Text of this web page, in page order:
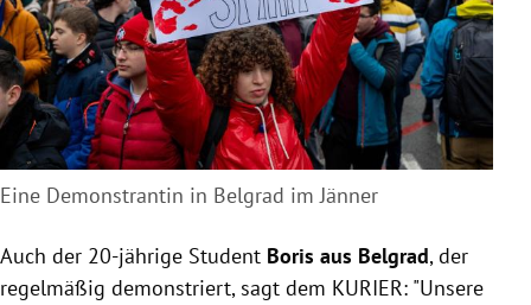
Eine Demonstrantin in Belgrad im Jänner
Auch der 20-jährige Student Boris aus Belgrad, der
regelmäßig demonstriert, sagt dem KURIER: "Unsere